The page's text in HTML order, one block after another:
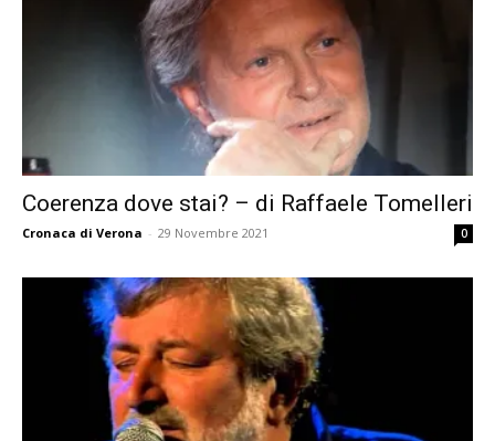
Coerenza dove stai? – di Raffaele Tomelleri
Cronaca di Verona - 29 Novembre 2021 0